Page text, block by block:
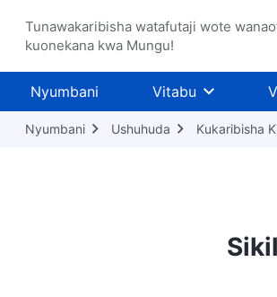
Tunawakaribisha watafutaji wote
kuonekana kwa Mungu!
Nyumbani Vitabu
Nyumbani Ushuhuda Kukaribisha